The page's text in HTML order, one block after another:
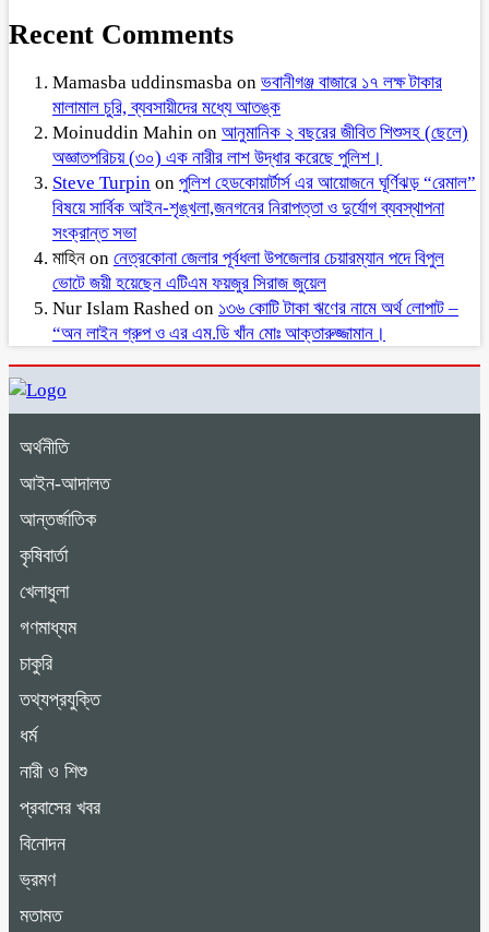
Recent Comments
Mamasba uddinsmasba on ভবানীগঞ্জ বাজারে ১৭ লক্ষ টাকার
মালামাল চুরি, ব্যবসায়ীদের মধ্যে আতঙ্ক
Moinuddin Mahin on আনুমানিক ২ বছরের জীবিত শিশুসহ (ছেলে)
অজ্ঞাতপরিচয় (৩০) এক নারীর লাশ উদ্ধার করেছে পুলিশ।
Steve Turpin on পুলিশ হেডকোয়ার্টার্স এর আয়োজনে ঘূর্ণিঝড় “রেমাল”
বিষয়ে সার্বিক আইন-শৃঙ্খলা,জনগনের নিরাপত্তা ও দুর্যোগ ব্যবস্থাপনা
সংক্রান্ত সভা
মাহিন on নেত্রকোনা জেলার পূর্বধলা উপজেলার চেয়ারম্যান পদে বিপুল
ভোটে জয়ী হয়েছেন এটিএম ফয়জুর সিরাজ জুয়েল
Nur Islam Rashed on ১৩৬ কোটি টাকা ঋণের নামে অর্থ লোপাট –
“অন লাইন গ্রুপ ও এর এম.ডি খাঁন মোঃ আক্তারুজ্জামান।
অর্থনীতি
আইন-আদালত
আন্তর্জাতিক
কৃষিবার্তা
খেলাধুলা
গণমাধ্যম
চাকুরি
তথ্যপ্রযুক্তি
ধর্ম
নারী ও শিশু
প্রবাসের খবর
বিনোদন
ভ্রমণ
মতামত